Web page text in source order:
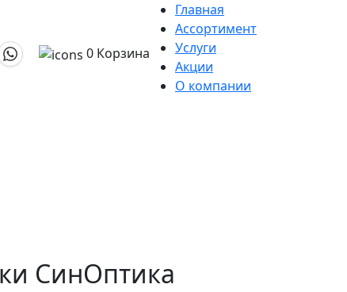
0 Корзина
Главная
Ассортимент
Услуги
Акции
О компании
СинОптика